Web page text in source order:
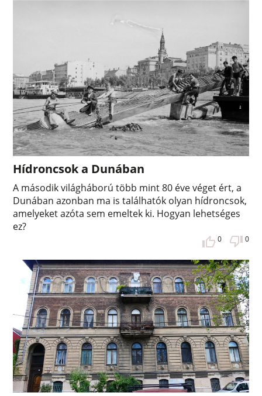
Hídroncsok a Dunában
A második világháború több mint 80 éve véget ért, a
Dunában azonban ma is találhatók olyan hídroncsok,
amelyeket azóta sem emeltek ki. Hogyan lehetséges
ez?
0 0